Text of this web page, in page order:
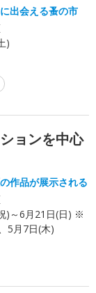
出会える蚤の市
)
ョンを中心
作品が展示される
)～6月21日(日) ※
5月7日(木)